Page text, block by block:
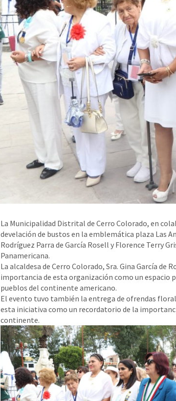
La Municipalidad Distrital de Cerro Colorado, en
develación de bustos en la emblemática plaza Las
Rodríguez Parra de García Rosell y Florence Terry
Panamericana.
La alcaldesa de Cerro Colorado, Sra. Gina García
importancia de esta organización como un espacio
pueblos del continente americano.
El evento tuvo también la entrega de ofrendas
esta iniciativa como un recordatorio de la
continente.